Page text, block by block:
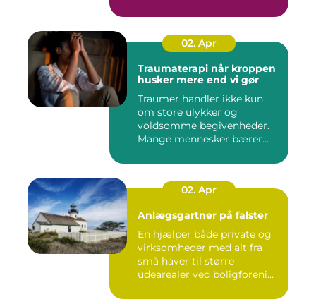
02. Apr
Traumaterapi når kroppen
husker mere end vi gør
Traumer handler ikke kun
om store ulykker og
voldsomme begivenheder.
Mange mennesker bærer
02. Apr
Anlægsgartner på falster
En hjælper både private og
virksomheder med alt fra
små haver til større
udearealer ved boligforeni...